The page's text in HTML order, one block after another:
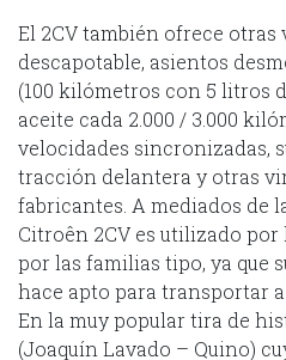
El 2CV también ofrece otras
descapotable, asientos
(100 kilómetros con 5 litros
aceite cada 2.000 / 3.000
velocidades sincronizadas,
tracción delantera y otras
fabricantes. A mediados de
Citroên 2CV es utilizado
por las familias tipo, ya que
hace apto para transportar
En la muy popular tira de
(Joaquín Lavado – Quino)